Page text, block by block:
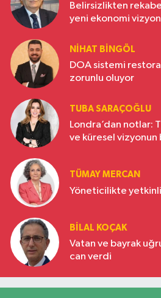
Belirsizlikten
yeni ekonomi
NIHAT BINGÖL
DOA sistemi
zorunlu oluyor
TUBA SARAÇOĞLU
Londra’dan notlar:
ve küresel
TÜMAY MERCAN
Yöneticilikte
BILAL KOÇAK
Vatan ve bayrak
can verdi